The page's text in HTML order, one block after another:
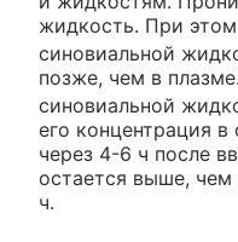
жидкость. При
синовиальной
позже, чем в
синовиальной
его концентрация
через 4-6 ч после
остается выше, чем
ч.